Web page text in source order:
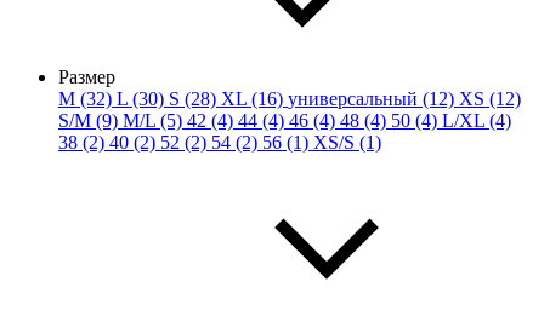
Размер
M (32) L (30) S (28) XL (16) универсальный (12) XS (12)
S/M (9) M/L (5) 42 (4) 44 (4) 46 (4) 48 (4) 50 (4) L/XL (4)
38 (2) 40 (2) 52 (2) 54 (2) 56 (1) XS/S (1)